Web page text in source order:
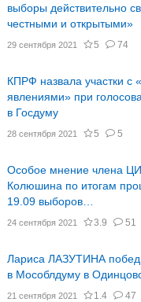
выборы действительно
честными и открытыми»
29 сентября 2021 5 74
КПРФ назвала участки с
явлениями» при
в Госдуму
28 сентября 2021 5 5
Особое мнение члена
Колюшина по итогам
19.09 выборов…
24 сентября 2021 3.9 51
Лариса ЛАЗУТИНА
в Мособлдуму в
21 сентября 2021 1.4 47